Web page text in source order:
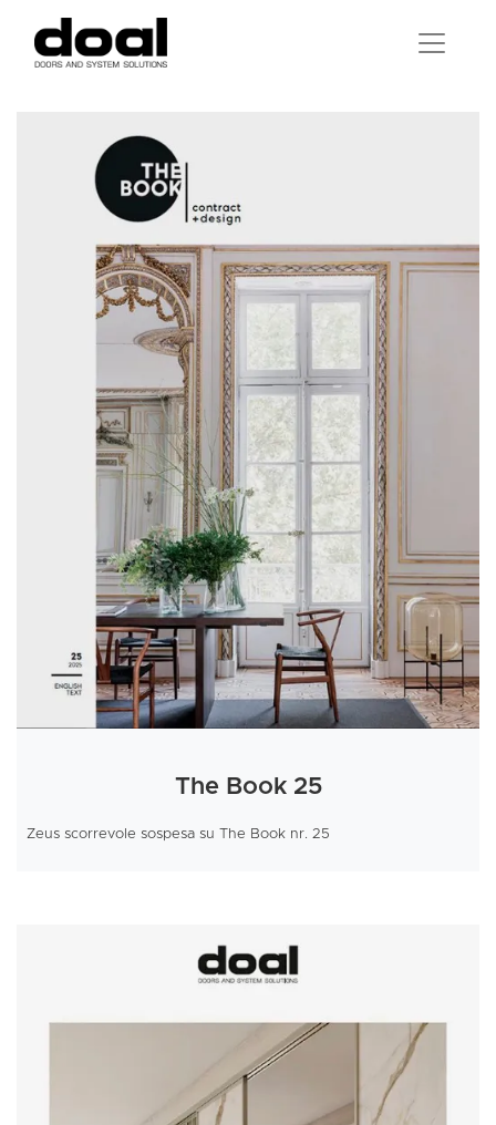
The Book 25
Zeus scorrevole sospesa su The Book nr. 25